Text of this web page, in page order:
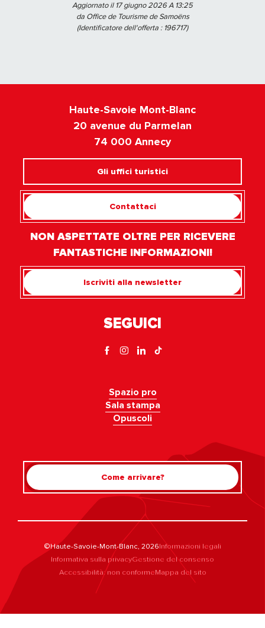
Aggiornato il 17 giugno 2026 A 13:25
da Office de Tourisme de Samoëns
(Identificatore dell'offerta : 196717)
Haute-Savoie Mont-Blanc
20 avenue du Parmelan
74 000 Annecy
Gli uffici turistici
Contattaci
NON ASPETTATE OLTRE PER RICEVERE
FANTASTICHE INFORMAZIONI!
Iscriviti alla newsletter
SEGUICI
Spazio pro
Sala stampa
Opuscoli
Come arrivare?
©Haute-Savoie-Mont-Blanc, 2026Informazioni legali
Informativa sulla privacyGestione del consenso
Accessibilità: non conformeMappa del sito